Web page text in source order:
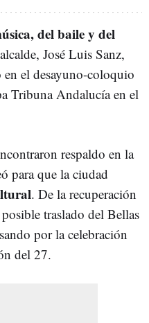
del baile y del
José Luis Sanz,
en el desayuno-coloquio
Tribuna Andalucía en el
respaldo en la
para que la ciudad
. De la recuperación
traslado del Bellas
por la celebración
del 27.